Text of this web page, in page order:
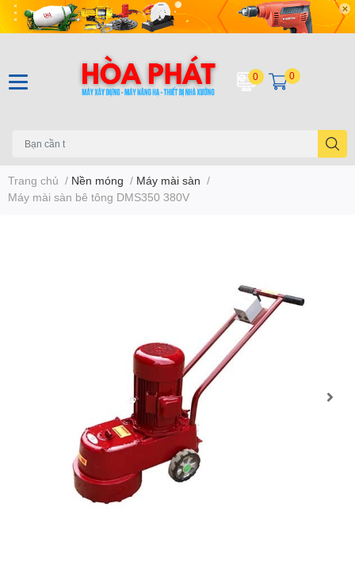
0 0
Trang chủ / Nền móng / Máy mài sàn /
Máy mài sàn bê tông DMS350 380V